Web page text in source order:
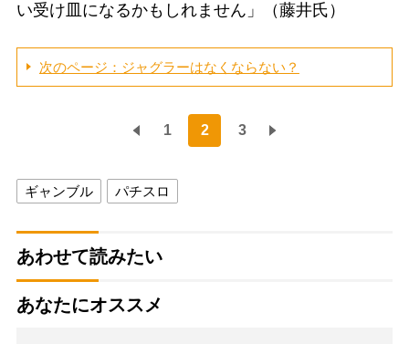
い受け皿になるかもしれません」（藤井氏）
次のページ：ジャグラーはなくならない？
1 2 3
ギャンブル パチスロ
あわせて読みたい
あなたにオススメ